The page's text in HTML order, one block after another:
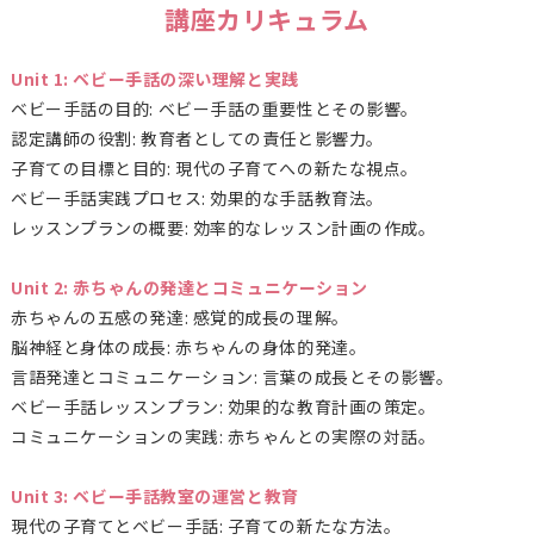
講座カリキュラム
Unit 1: ベビー手話の深い理解と実践
ベビー手話の目的: ベビー手話の重要性とその影響。
認定講師の役割: 教育者としての責任と影響力。
子育ての目標と目的: 現代の子育てへの新たな視点。
ベビー手話実践プロセス: 効果的な手話教育法。
レッスンプランの概要: 効率的なレッスン計画の作成。
Unit 2: 赤ちゃんの発達とコミュニケーション
赤ちゃんの五感の発達: 感覚的成長の理解。
脳神経と身体の成長: 赤ちゃんの身体的発達。
言語発達とコミュニケーション: 言葉の成長とその影響。
ベビー手話レッスンプラン: 効果的な教育計画の策定。
コミュニケーションの実践: 赤ちゃんとの実際の対話。
Unit 3: ベビー手話教室の運営と教育
現代の子育てとベビー手話: 子育ての新たな方法。